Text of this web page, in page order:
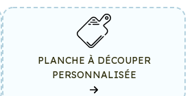
PLANCHE À DÉCOUPER
PERSONNALISÉE